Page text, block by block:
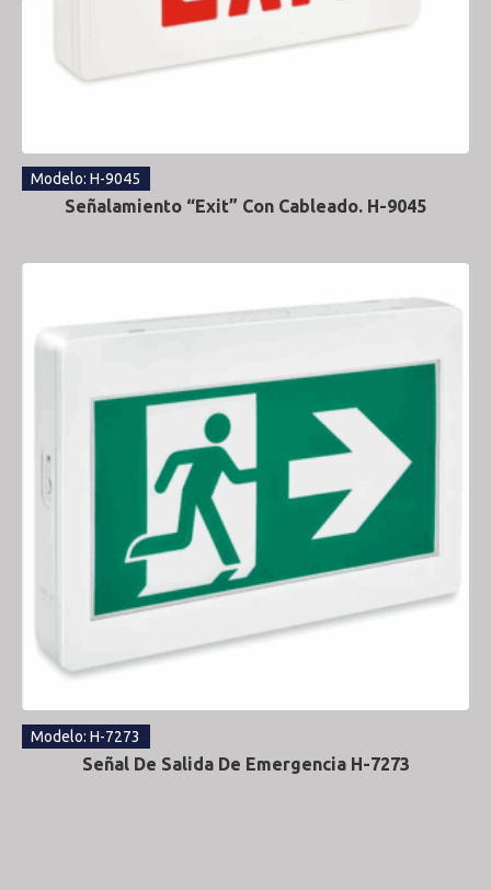
Modelo: H-9045
Señalamiento “Exit” Con Cableado. H-9045
Modelo: H-7273
Señal De Salida De Emergencia H-7273